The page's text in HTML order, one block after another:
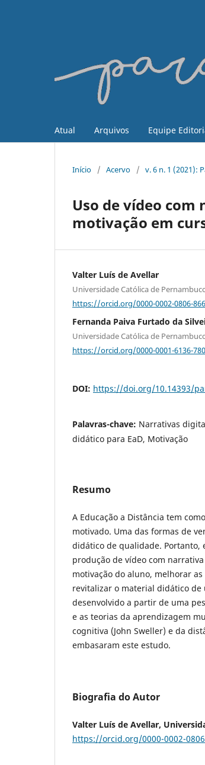
Atual Arquivos Equipe
Início / Acervo / v. 6 n. 1 (2021):
Uso de vídeo
motivação em
Valter Luís de Avellar
Universidade Católica de
https://orcid.org/0000-0002-0806-
Fernanda Paiva Furtado da
Universidade Católica de
https://orcid.org/0000-0001-6136-
DOI: https://doi.org/10.14393/
Palavras-chave: Narrativas
didático para EaD, Motivação
Resumo
A Educação a Distância tem
motivado. Uma das formas de
didático de qualidade. Portanto,
produção de vídeo com
motivação do aluno, melhorar
revitalizar o material didático
desenvolvido a partir de uma
e as teorias da aprendizagem
cognitiva (John Sweller) e da
embasaram este estudo.
Biografia do Autor
Valter Luís de Avellar,
https://orcid.org/0000-0002-